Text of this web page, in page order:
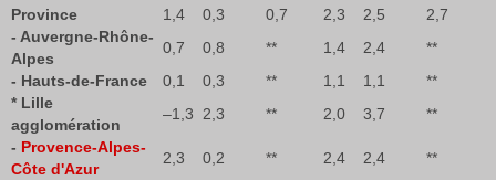
Province
1,4 0,3 0,7 2,3 2,5
2,7
- Auvergne-Rhône-
Alpes
0,7 0,8 ** 1,4 2,4
**
- Hauts-de-France
0,1 0,3 ** 1,1 1,1
**
* Lille
agglomération
–1,3 2,3 ** 2,0 3,7
**
- Provence-Alpes-
Côte d'Azur
2,3 0,2 ** 2,4 2,4 **